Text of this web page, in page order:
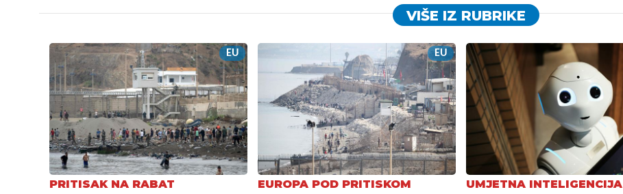
VIŠE IZ RUBRIKE
EU
PRITISAK NA RABAT
EU
EUROPA POD PRITISKOM UMJETNA INTELIGENCIJA